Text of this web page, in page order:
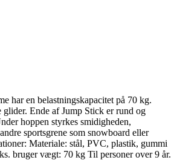
har en belastningskapacitet på 70 kg.
Ende af Jump Stick er rund og
hoppen styrkes smidigheden,
sportsgrene som snowboard eller
Materiale: stål, PVC, plastik, gummi
bruger vægt: 70 kg Til personer over 9 år.